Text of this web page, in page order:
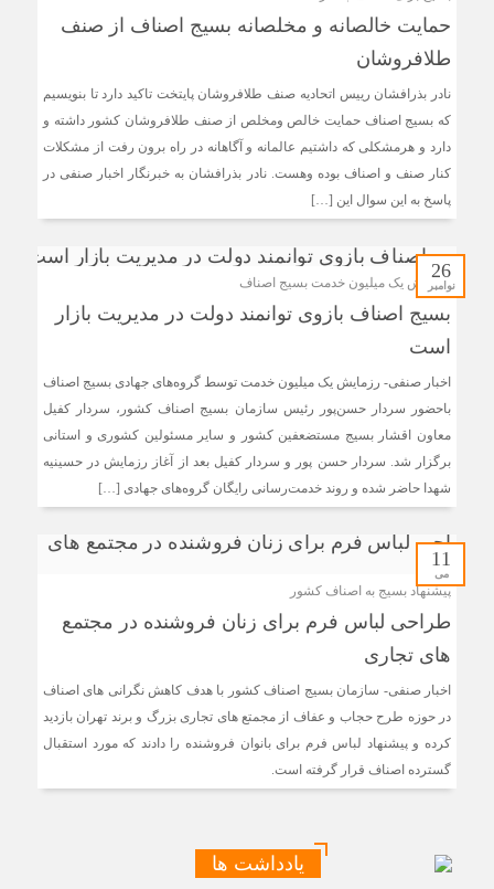
حمایت خالصانه و مخلصانه بسیج اصناف از صنف
طلافروشان
نادر بذرافشان رییس اتحادیه صنف طلافروشان پایتخت تاکید دارد تا بنویسیم
که بسیج اصناف حمایت خالص ومخلص از صنف طلافروشان کشور داشته و
دارد و هرمشکلی که داشتیم عالمانه و آگاهانه در راه برون رفت از مشکلات
کنار صنف و اصناف بوده وهست. نادر بذرافشان به خبرنگار اخبار صنفی در
پاسخ به این سوال این […]
26
نوامبر
رزمایش یک میلیون خدمت بسیج اصناف
بسیج اصناف بازوی توانمند دولت در مدیریت بازار
است
اخبار صنفی- رزمایش یک میلیون خدمت توسط گروه‌های جهادی بسیج اصناف
باحضور سردار حسن‌پور رئیس سازمان بسیج اصناف کشور، سردار کفیل
معاون اقشار بسیج مستضعفین کشور و سایر مسئولین کشوری و استانی
برگزار شد. سردار حسن پور و سردار کفیل بعد از آغاز رزمایش در حسینیه
شهدا حاضر شده و روند خدمت‌رسانی رایگان گروه‌های جهادی […]
11
می
پیشنهاد بسیج به اصناف کشور
طراحی لباس فرم برای زنان فروشنده در مجتمع
های تجاری
اخبار صنفی- سازمان بسیج اصناف کشور با هدف کاهش نگرانی های اصناف
در حوزه طرح حجاب و عفاف از مجمتع های تجاری بزرگ و برند تهران بازدید
کرده و پیشنهاد لباس فرم برای بانوان فروشنده را دادند که مورد استقبال
گسترده اصناف قرار گرفته است.
یادداشت ها